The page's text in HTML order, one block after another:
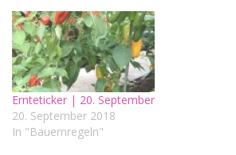
veganer Béchamelsauce
Rucola-Kartoffel-Bällchen
Gefüllte Gierschkartoffeln
Knusprige Kartoffel-
Baguettes Pumpkin Spice
selbstgehext (mit Ingwer)
Tagliatelle mit Lachs,
Pastinake und Möhren
Ernteticker | 20. September
20. September 2018
In "Bauernregeln"